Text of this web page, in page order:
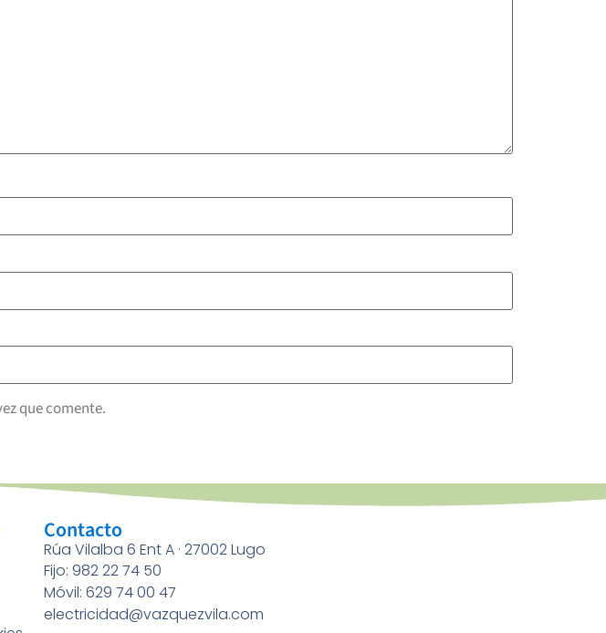
que comente.
Contacto
Rúa Vilalba 6 Ent A · 27002 Lugo
Fijo: 982 22 74 50
Móvil: 629 74 00 47
electricidad@vazquezvila.com